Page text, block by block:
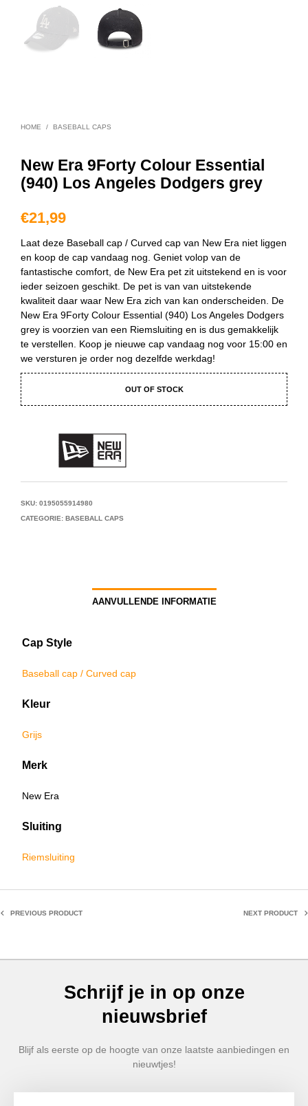
HOME / BASEBALL CAPS
New Era 9Forty Colour Essential
(940) Los Angeles Dodgers grey
€21,99
Laat deze Baseball cap / Curved cap van New Era niet liggen
en koop de cap vandaag nog. Geniet volop van de
fantastische comfort, de New Era pet zit uitstekend en is voor
ieder seizoen geschikt. De pet is van van uitstekende
kwaliteit daar waar New Era zich van kan onderscheiden. De
New Era 9Forty Colour Essential (940) Los Angeles Dodgers
grey is voorzien van een Riemsluiting en is dus gemakkelijk
te verstellen. Koop je nieuwe cap vandaag nog voor 15:00 en
we versturen je order nog dezelfde werkdag!
OUT OF STOCK
SKU: 0195055914980
CATEGORIE: BASEBALL CAPS
AANVULLENDE INFORMATIE
Cap Style
Baseball cap / Curved cap
Kleur
Grijs
Merk
New Era
Sluiting
Riemsluiting
PREVIOUS PRODUCT NEXT PRODUCT
Schrijf je in op onze
nieuwsbrief
Blijf als eerste op de hoogte van onze laatste aanbiedingen en
nieuwtjes!